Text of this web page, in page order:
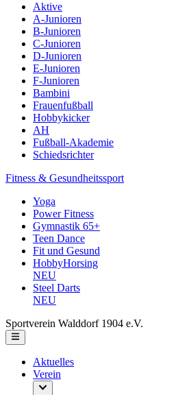
Aktive
A-Junioren
B-Junioren
C-Junioren
D-Junioren
E-Junioren
F-Junioren
Bambini
Frauenfußball
Hobbykicker
AH
Fußball-Akademie
Schiedsrichter
Fitness & Gesundheitssport
Yoga
Power Fitness
Gymnastik 65+
Teen Dance
Fit und Gesund
HobbyHorsing
NEU
Steel Darts
NEU
Sportverein Walddorf 1904 e.V.
Aktuelles
Verein